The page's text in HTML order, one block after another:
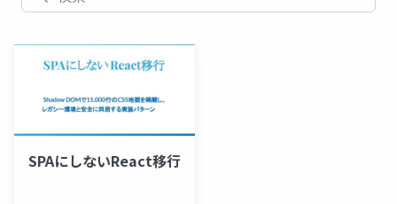
SPAにしないReact移行